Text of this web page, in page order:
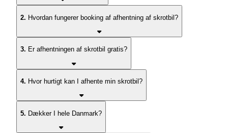
2. Hvordan fungerer booking af afhentning af skrotbil?
3. Er afhentningen af skrotbil gratis?
4. Hvor hurtigt kan I afhente min skrotbil?
5. Dækker I hele Danmark?